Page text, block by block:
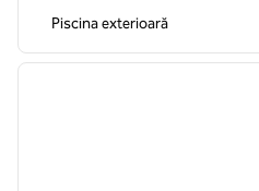
Piscina exterioară
1 din 12